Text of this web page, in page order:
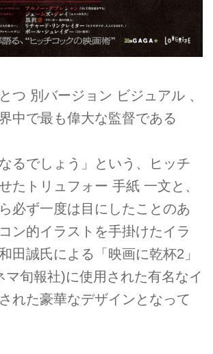
つ 別バージョン ビジュアル 、
中で最も偉大な監督である
るでしょう」という、ヒッチ
たトリュフォー 手紙 一文と、
必ず一度は目にしたことのあ
ン的イラストを手掛けたイラ
田誠氏による「映画に乾杯2」
マ旬報社)に使用された有名なイ
れた豪華なデザインとなって